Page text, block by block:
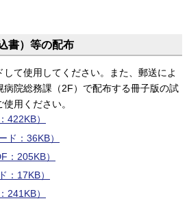
書）等の配布
て使用してください。また、郵送によ
病院総務課（2F）で配布する冊子版の試
用ください。
422KB）
ド：36KB）
：205KB）
：17KB）
241KB）